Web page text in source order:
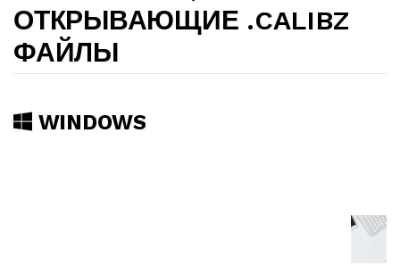
ОТКРЫВАЮЩИЕ .CALIBZ
ФАЙЛЫ
WINDOWS